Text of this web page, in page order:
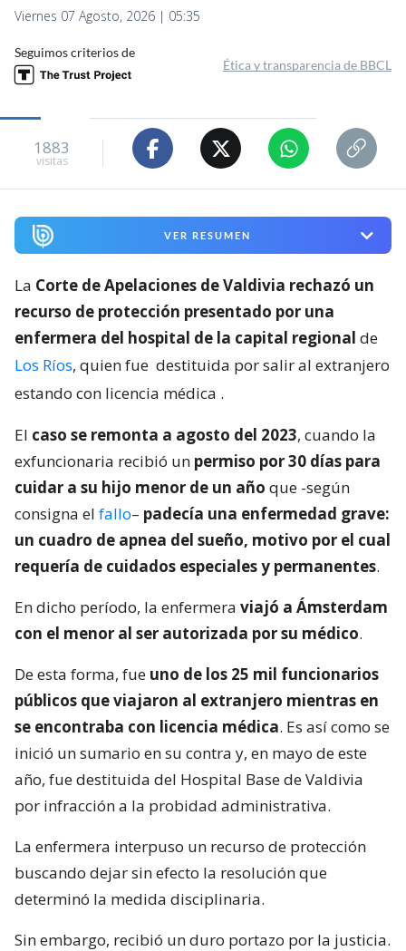
Viernes 07 Agosto, 2026 | 05:35
Seguimos criterios de
Ética y transparencia de BBCL
1883
visitas
VER RESUMEN
La Corte de Apelaciones de Valdivia rechazó un
recurso de protección presentado por una
enfermera del hospital de la capital regional de
Los Ríos, quien fue destituida por salir al extranjero
estando con licencia médica .
El caso se remonta a agosto del 2023, cuando la
exfuncionaria recibió un permiso por 30 días para
cuidar a su hijo menor de un año que -según
consigna el fallo– padecía una enfermedad grave:
un cuadro de apnea del sueño, motivo por el cual
requería de cuidados especiales y permanentes.
En dicho período, la enfermera viajó a Ámsterdam
con el menor al ser autorizada por su médico.
De esta forma, fue uno de los 25 mil funcionarios
públicos que viajaron al extranjero mientras en
se encontraba con licencia médica. Es así como se
inició un sumario en su contra y, en mayo de este
año, fue destituida del Hospital Base de Valdivia
por infracción a la probidad administrativa.
La enfermera interpuso un recurso de protección
buscando dejar sin efecto la resolución que
determinó la medida disciplinaria.
Sin embargo, recibió un duro portazo por la justicia.